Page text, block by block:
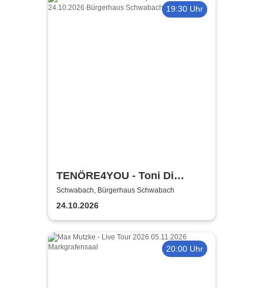
19:30 Uhr
TENÖRE4YOU - Toni Di
Napoli & Pietro Pato
Schwabach, Bürgerhaus Schwabach
24.10.2026
20:00 Uhr